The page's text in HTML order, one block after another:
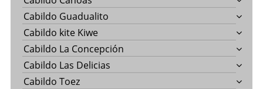
Cabildo Guadualito
Cabildo kite Kiwe
Cabildo La Concepción
Cabildo Las Delicias
Cabildo Toez